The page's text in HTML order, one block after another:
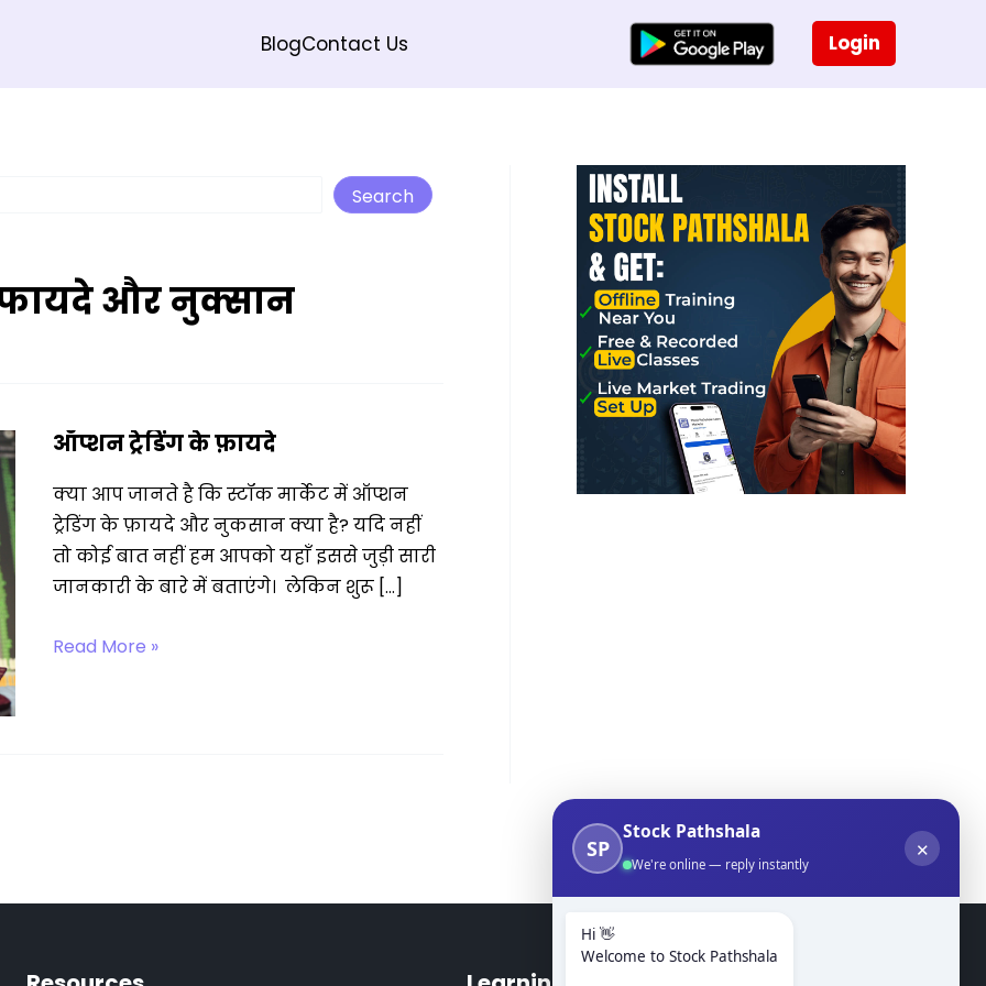
BlogContact Us Login
Search
और नुक्सान
ऑप्शन ट्रेडिंग के फ़ायदे
क्या आप जानते है कि स्टॉक मार्केट में ऑप्शन
ट्रेडिंग के फ़ायदे और नुकसान क्या है? यदि नहीं
तो कोई बात नहीं हम आपको यहाँ इससे जुड़ी सारी
जानकारी के बारे में बताएंगे। लेकिन शुरू […]
ऑप्शन
Read More »
SP
Stock Pathshala
We're online — reply instantly
✕
Hi 👋
Welcome to Stock Pathshala